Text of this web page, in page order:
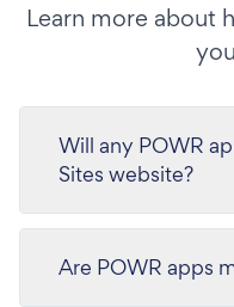
Learn more about
Will any POWR
Sites website?
Are POWR apps